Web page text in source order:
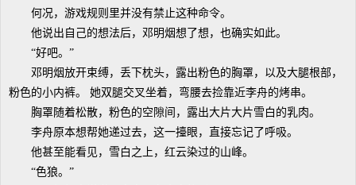
何况，游戏规则里并没有禁止这种命令。
他说出自己的想法后，邓明烟想了想，也确实如此。
“好吧。”
邓明烟放开束缚，丢下枕头，露出粉色的胸罩，以及大腿根部，
粉色的小内裤。 她双腿交叉坐着，弯腰去捡靠近李舟的烤串。
胸罩随着松散，粉色的空隙间，露出大片大片雪白的乳肉。
李舟原本想帮她递过去，这一擡眼，直接忘记了呼吸。
他甚至能看见，雪白之上，红云染过的山峰。
“色狼。”